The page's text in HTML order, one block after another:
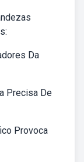
Da
Precisa De
Provoca